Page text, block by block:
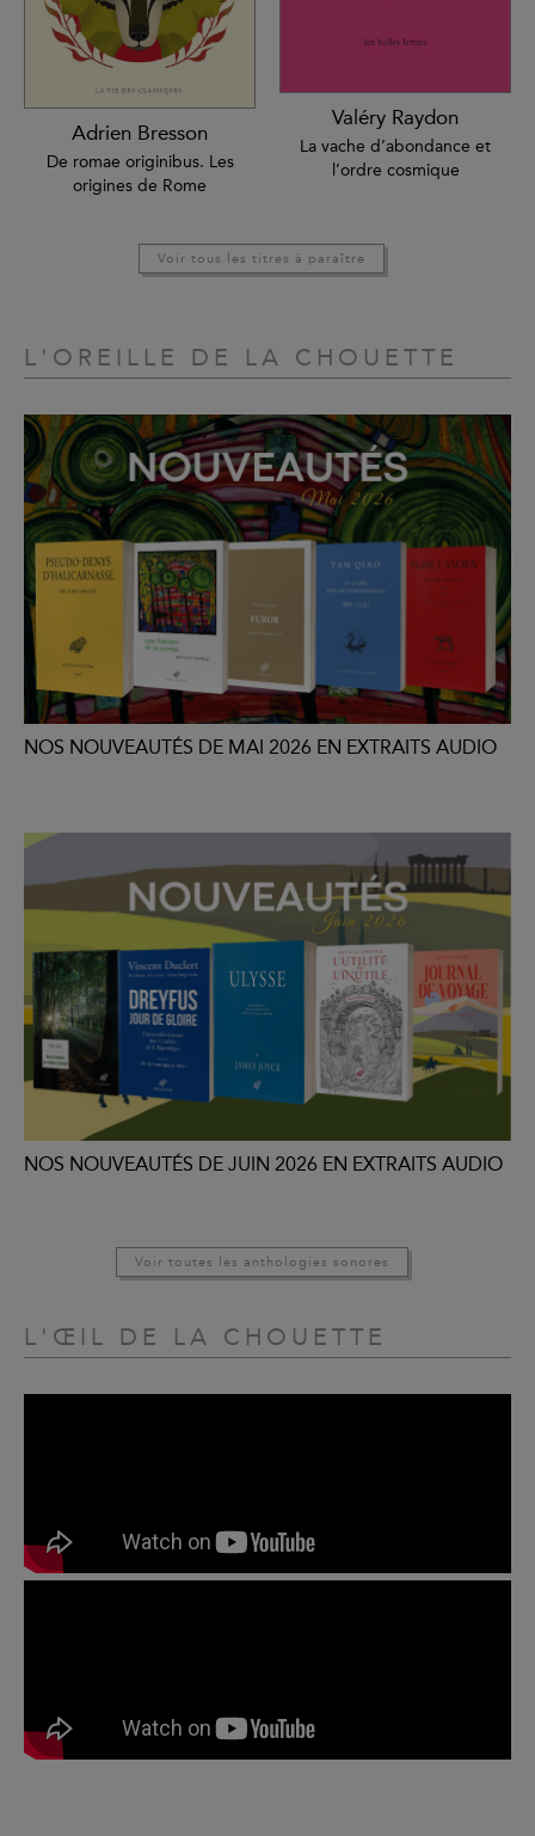
Adrien Bresson
De romae originibus. Les
origines de Rome
Valéry Raydon
La vache d’abondance et
l’ordre cosmique
Voir tous les titres à paraître
L'OREILLE DE LA CHOUETTE
NOS NOUVEAUTÉS DE MAI 2026 EN EXTRAITS AUDIO
NOS NOUVEAUTÉS DE JUIN 2026 EN EXTRAITS AUDIO
Voir toutes les anthologies sonores
L'ŒIL DE LA CHOUETTE